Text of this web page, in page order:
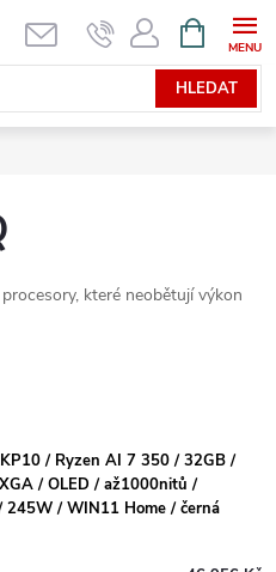
HLEDAT
NÁKUPNÍ
KOŠÍK
které neobětují výkon
/ Ryzen AI 7 350 / 32GB /
/ OLED / až1000nitů /
245W / WIN11 Home / černá